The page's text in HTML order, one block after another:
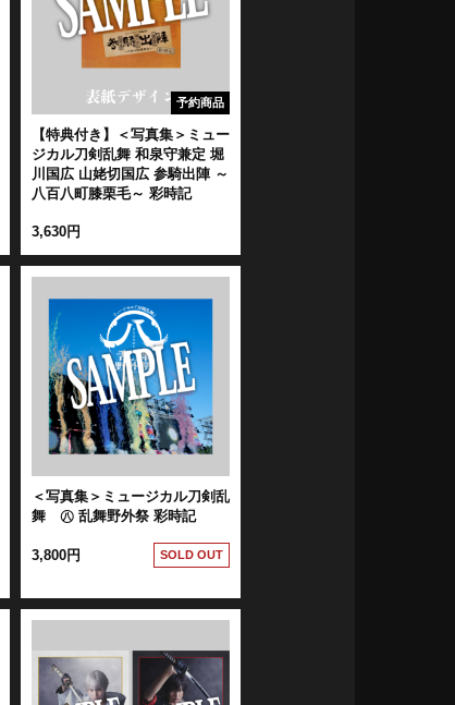
予約商品
【特典付き】＜写真集＞ミュー
ジカル刀剣乱舞 和泉守兼定 堀
川国広 山姥切国広 参騎出陣 ～
八百八町膝栗毛～ 彩時記
3,630円
＜写真集＞ミュージカル刀剣乱
舞 ㊇ 乱舞野外祭 彩時記
3,800円 SOLD OUT